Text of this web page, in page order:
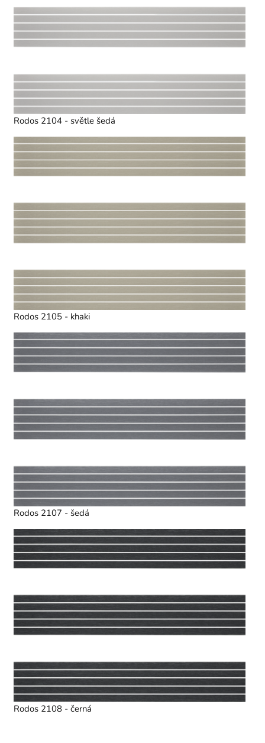
Rodos 2104 - světle šedá
Rodos 2105 - khaki
Rodos 2107 - šedá
Rodos 2108 - černá